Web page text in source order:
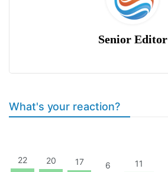
Senior Editor
What's your reaction?
22 20 17 6 11